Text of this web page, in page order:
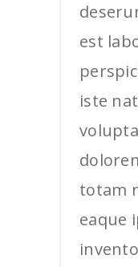
est
iste
totam
eaque